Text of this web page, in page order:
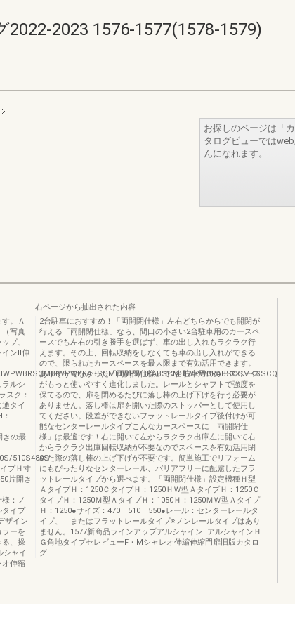
2023 1576-1577(1578-1579)
お探しのページは「
タログビューでは
んになれます。
。Ａ
（写真
プ、
インⅡ伸
ルシ
スク：
タイ
きの最
510S480S
プＨ寸
片開き
：ノ
タイプ
ザイン
ーを
る、操
シャイ
オ伸縮
右ページから抽出された内容
2台駐車におすすめ！「両開閉仕様」左右どちらからでも開閉が
行える「両開閉仕様」なら、間口の小さい2台駐車用のカースペ
ースでも左右の引き勝手を選ばず、車の出し入れもラクラク行
えます。その上、回転収納をしなくても車の出し入れができる
ので、限られたカースペースを最大限まで有効活用できます。
ありそうでなかった「両開閉仕様」で2台駐車用のカースペース
がもっと使いやすく進化しました。レールとシャフトで強度を
保てるので、扉を閉めるたびに落し棒の上げ下げを行う必要が
ありません。落し棒は扉を開いた際のストッパーとして使用し
てください。段差ができないフラットレールタイプ後付けが可
能なセンターレールタイプこんなカースペースに「両開閉仕
様」は最適です！右に開いて左からラクラク出庫左に開いて右
からラクラク出庫回転収納が不要なのでスペースを有効活用閉
めた際の落し棒の上げ下げが不要です。簡単施工でリフォーム
にもぴったりなセンターレール、バリアフリーに配慮したフラ
ットレールタイプから選べます。「両開閉仕様」設定機種Ｈ型
ＡタイプＨ：1250ＣタイプＨ：1250ＨＷ型ＡタイプＨ：1250Ｃ
タイプＨ：1250Ｍ型ＡタイプＨ：1050Ｈ：1250ＭＷ型Ａタイプ
Ｈ：1250●サイズ：470 510 550●レール：センターレールタ
イプ、 またはフラットレールタイプ※ノンレールタイプはあり
ません。1577新商品ラインアップアルシャインⅡアルシャインＨ
Ｇ角地タイプセレビューF・Mシャレオ伸縮伸縮門扉旧版カタロ
グ